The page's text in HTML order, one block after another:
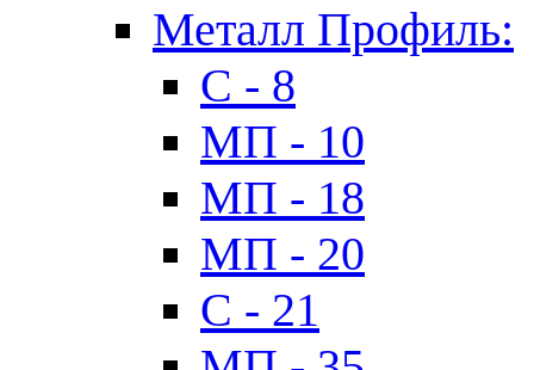
Металл Профиль:
C - 8
МП - 10
МП - 18
МП - 20
C - 21